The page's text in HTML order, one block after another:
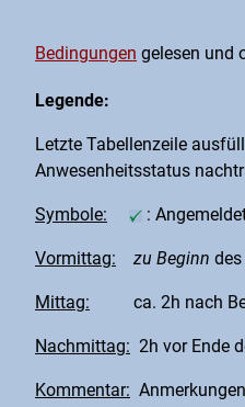
Bedingungen gelesen und
Legende:
Letzte Tabellenzeile
Anwesenheitsstatus
Symbole: :
Vormittag: zu Beginn
Mittag: ca. 2h nach
Nachmittag: 2h vor Ende
Kommentar: